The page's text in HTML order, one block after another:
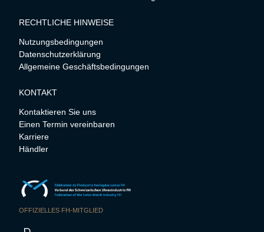
RECHTLICHE HINWEISE
Nutzungsbedingungen
Datenschutzerklärung
Allgemeine Geschäftsbedingungen
KONTAKT
Kontaktieren Sie uns
Einen Termin vereinbaren
Karriere
Händler
OFFIZIELLES FH-MITGLIED